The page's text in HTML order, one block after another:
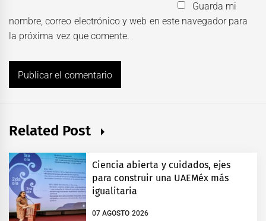
Guarda mi
nombre, correo electrónico y web en este navegador para
la próxima vez que comente.
Related Post
Ciencia abierta y cuidados, ejes
para construir una UAEMéx más
igualitaria
07 AGOSTO 2026